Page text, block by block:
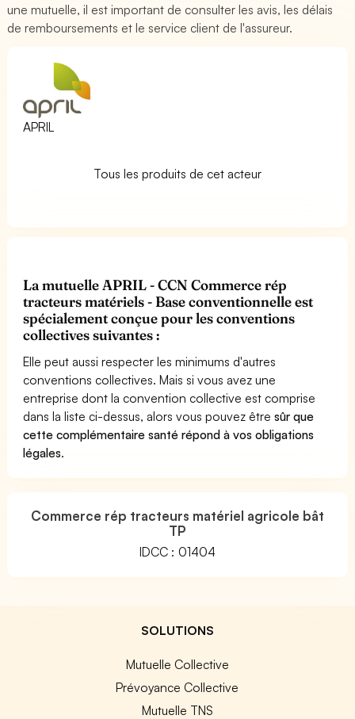
une mutuelle, il est important de consulter les avis, les délais
de remboursements et le service client de l'assureur.
APRIL
Tous les produits de cet acteur
La mutuelle APRIL - CCN Commerce rép
tracteurs matériels - Base conventionnelle est
spécialement conçue pour les conventions
collectives suivantes :
Elle peut aussi respecter les minimums d'autres
conventions collectives. Mais si vous avez une
entreprise dont la convention collective est comprise
dans la liste ci-dessus, alors vous pouvez êtresûr que
cette complémentaire santé répond à vos obligations
légales.
Commerce rép tracteurs matériel agricole bât
TP
IDCC : 01404
SOLUTIONS
Mutuelle Collective
Prévoyance Collective
Mutuelle TNS